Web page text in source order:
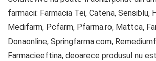
farmacii: Farmacia Tei, Catena, Sensiblu,
Medifarm, Pcfarm, Pfarma.ro, Mattca,
Donaonline, Springfarma.com,
Farmacieeftina, deoarece produsul nu